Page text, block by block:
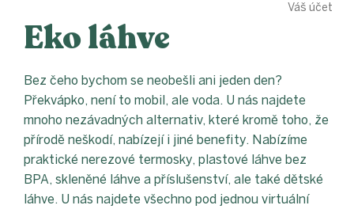
Váš účet
Kosmetika
Eko
Akce
Zachraň
a ušetři
Novinky
Vánoce
Eko láhve
Bez čeho bychom se neobešli ani jeden den?
Překvápko, není to mobil, ale voda. U nás najdete
mnoho nezávadných alternativ, které kromě toho, že
přírodě neškodí, nabízejí i jiné benefity. Nabízíme
praktické nerezové termosky, plastové láhve bez
BPA, skleněné láhve a příslušenství, ale také dětské
láhve. U nás najdete všechno pod jednou virtuální